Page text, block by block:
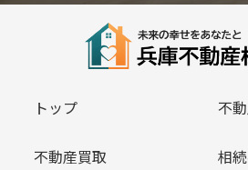
トップ 不
不動産買取 相